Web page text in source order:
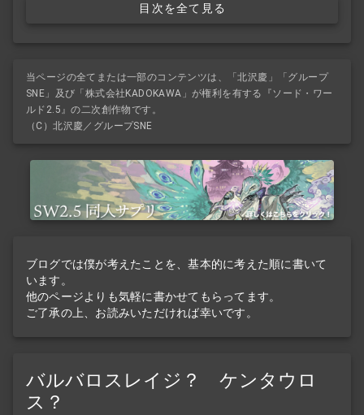
目次を全て見る
当ページの全てまたは一部のコンテンツは、「北沢慶」「グループ
SNE」及び「株式会社KADOKAWA」が権利を有する『ソード・ワー
ルド2.5』の二次創作物です。
（C）北沢慶／グループSNE
ブログでは僕が考えたことを、基本的に考えた順に書いて
います。
他のページよりも気軽に書かせてもらってます。
ご了承の上、お読みいただければ幸いです。
バルバロスレイジ？ ケンタウロ
ス？